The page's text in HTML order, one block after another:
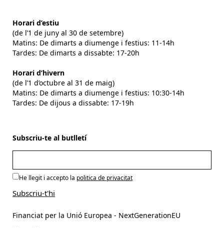
Horari d’estiu
(de l’1 de juny al 30 de setembre)
Matins: De dimarts a diumenge i festius: 11-14h
Tardes: De dimarts a dissabte: 17-20h
Horari d’hivern
(de l’1 d’octubre al 31 de maig)
Matins: De dimarts a diumenge i festius: 10:30-14h
Tardes: De dijous a dissabte: 17-19h
Subscriu-te al butlletí
He llegit i accepto la politica de privacitat
Financiat per la Unió Europea - NextGenerationEU